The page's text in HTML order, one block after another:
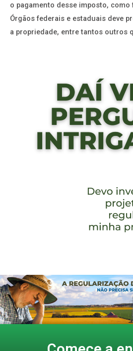
o pagamento desse imposto, como
Órgãos federais e estaduais deve
a propriedade, entre tantos outros